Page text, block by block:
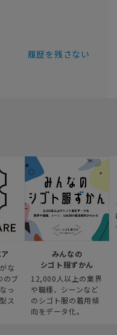
履歴を残さない
な
のブ
っ
ス
みんなの
シゴト服ずかん
12,000人以上の業界
や職種、シーンなど
のシゴト服の着用傾
向をデータ化。